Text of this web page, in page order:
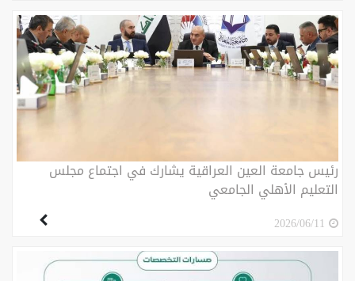
رئيس جامعة العين العراقية يشارك في اجتماع مجلس
التعليم الأهلي الجامعي
2026/06/11